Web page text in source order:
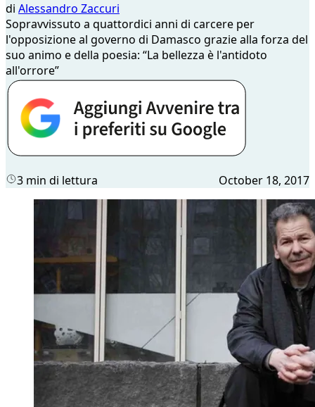
di Alessandro Zaccuri
Sopravvissuto a quattordici anni di carcere per
l'opposizione al governo di Damasco grazie alla forza del
suo animo e della poesia: “La bellezza è l'antidoto
all'orrore”
3 min di lettura October 18, 2017